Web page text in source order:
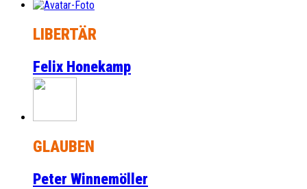
LIBERTÄR
Felix Honekamp
GLAUBEN
Peter Winnemöller